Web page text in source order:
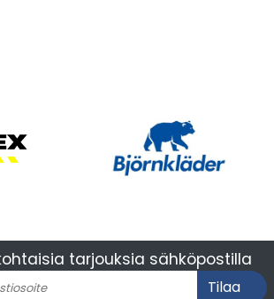
tarjouksia sähköpostilla
Tilaa